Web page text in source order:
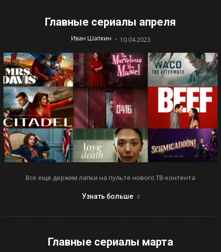
Главные сериалы апреля
Иван Шапкин - 10.04.2023
Все еще держим лапки на пульте нового ТВ-контента
Узнать больше
Главные сериалы марта